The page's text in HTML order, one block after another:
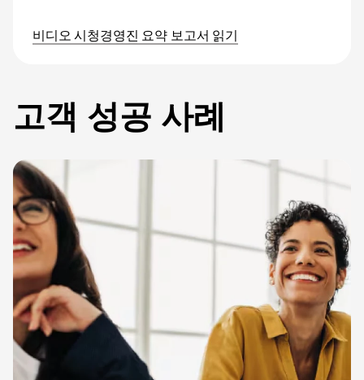
비디오 시청경영진 요약 보고서 읽기
고객 성공 사례